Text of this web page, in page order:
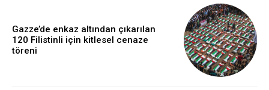
Gazze’de enkaz altından çıkarılan
120 Filistinli için kitlesel cenaze
töreni